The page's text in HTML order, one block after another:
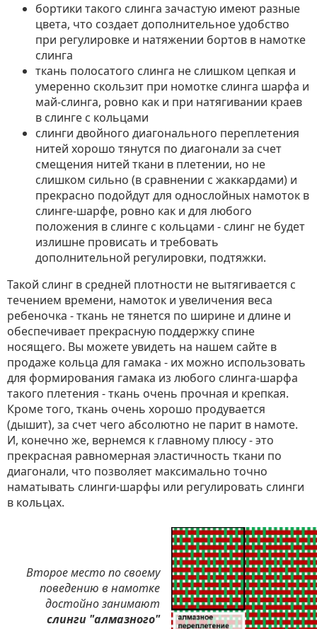
бортики такого слинга зачастую имеют разные
цвета, что создает дополнительное удобство
при регулировке и натяжении бортов в намотке
слинга
ткань полосатого слинга не слишком цепкая и
умеренно скользит при номотке слинга шарфа и
май-слинга, ровно как и при натягивании краев
в слинге с кольцами
слинги двойного диагонального переплетения
нитей хорошо тянутся по диагонали за счет
смещения нитей ткани в плетении, но не
слишком сильно (в сравнении с жаккардами) и
прекрасно подойдут для однослойных намоток в
слинге-шарфе, ровно как и для любого
положения в слинге с кольцами - слинг не будет
излишне провисать и требовать
дополнительной регулировки, подтяжки.
Такой слинг в средней плотности не вытягивается с
течением времени, намоток и увеличения веса
ребеночка - ткань не тянется по ширине и длине и
обеспечивает прекрасную поддержку спине
носящего. Вы можете увидеть на нашем сайте в
продаже кольца для гамака - их можно использовать
для формирования гамака из любого слинга-шарфа
такого плетения - ткань очень прочная и крепкая.
Кроме того, ткань очень хорошо продувается
(дышит), за счет чего абсолютно не парит в намоте.
И, конечно же, вернемся к главному плюсу - это
прекрасная равномерная эластичность ткани по
диагонали, что позволяет максимально точно
наматывать слинги-шарфы или регулировать слинги
в кольцах.
Второе место по своему
поведению в намотке
достойно занимают
слинги "алмазного"